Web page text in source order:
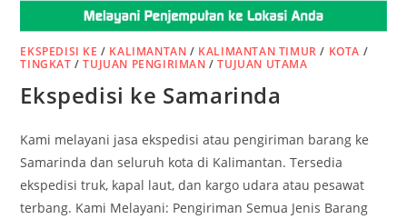
EKSPEDISI KE / KALIMANTAN / KALIMANTAN TIMUR / KOTA /
TINGKAT /TUJUAN PENGIRIMAN /TUJUAN UTAMA
Ekspedisi ke Samarinda
Kami melayani jasa ekspedisi atau pengiriman barang ke
Samarinda dan seluruh kota di Kalimantan. Tersedia
ekspedisi truk, kapal laut, dan kargo udara atau pesawat
terbang. Kami Melayani: Pengiriman Semua Jenis Barang